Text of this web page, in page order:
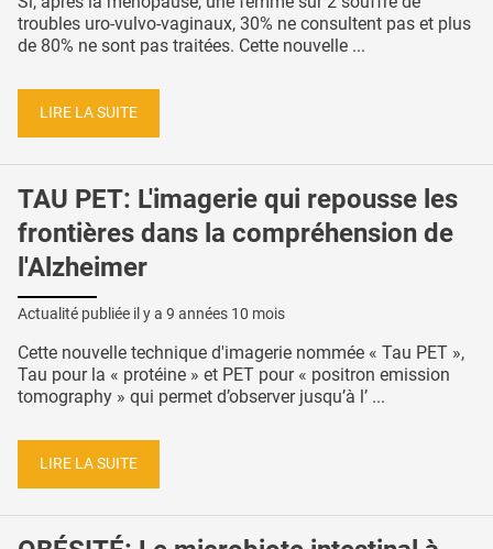
troubles uro-vulvo-vaginaux, 30% ne consultent pas et plus
de 80% ne sont pas traitées. Cette nouvelle ...
LIRE LA SUITE
TAU PET: L'imagerie qui repousse les
frontières dans la compréhension de
l'Alzheimer
Actualité publiée il y a 9 années 10 mois
Cette nouvelle technique d'imagerie nommée « Tau PET »,
Tau pour la « protéine » et PET pour « positron emission
tomography » qui permet d’observer jusqu’à l’ ...
LIRE LA SUITE